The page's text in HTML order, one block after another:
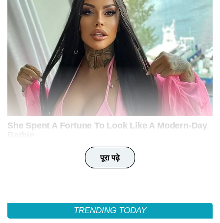
पूरा पढ़े
पूरा पढ़े
पूरा पढ़े
पूरा पढ़े
पूरा पढ़े
TRENDING TODAY